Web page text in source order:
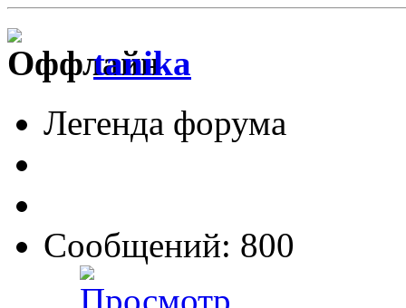
tanika
Легенда форума
Сообщений: 800